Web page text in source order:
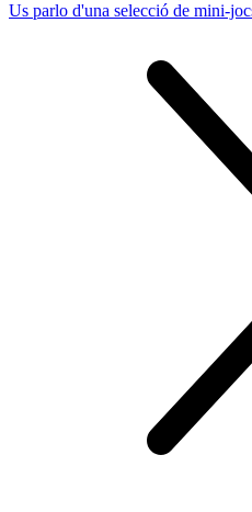
Us parlo d'una selecció de mini-